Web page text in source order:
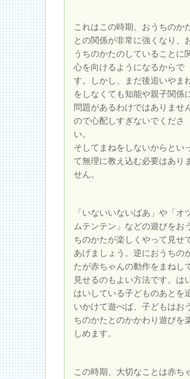
これはこの時期、おうちのか
との関係が非常に強くなり、
うちのかたのしていることに
心を向けるようになるからで
す。しかし、まだ後追いやま
をしなくても知能や親子関係
問題があるわけではありませ
ので心配しすぎないでくださ
い。
そしてまねをしないからとい
て無理に教え込む必要はあり
せん。
「いないいないばあ」や「オ
ムテンテン」などの遊びをお
ちのかたが楽しくやって見せ
あげましょう。逆におうちの
たが赤ちゃんの動作をまねし
見せるのもよい方法です。は
はいしている子どものあとを
いかけて遊べば、子どもはお
ちのかたとのかかわり遊びを
しめます。
この時期、大切なことは赤ち